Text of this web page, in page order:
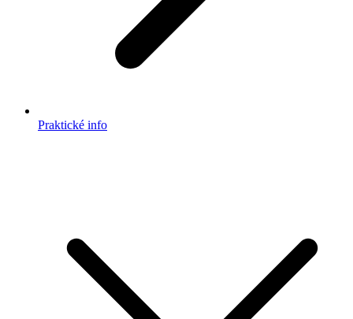
Praktické info